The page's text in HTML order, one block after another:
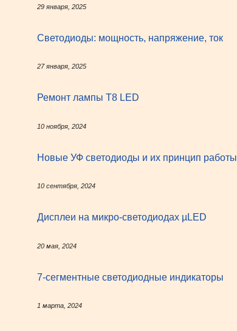
29 января, 2025
Светодиоды: мощность, напряжение, ток
27 января, 2025
Ремонт лампы Т8 LED
10 ноября, 2024
Новые УФ светодиоды и их принцип работы
10 сентября, 2024
Дисплеи на микро-светодиодах µLED
20 мая, 2024
7-сегментные светодиодные индикаторы
1 марта, 2024